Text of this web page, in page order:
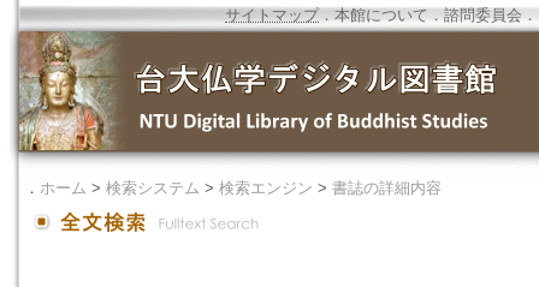
サイトマップ．本館について ． 諮問委員会 ．
． ホーム > 検索システム > 検索エンジン > 書誌の詳細内容